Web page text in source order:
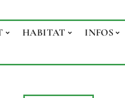
HABITAT INFOS